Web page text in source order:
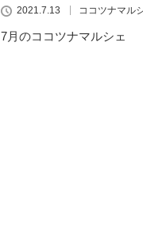
2021.7.13 ココツナマル
7月のココツナマルシェ